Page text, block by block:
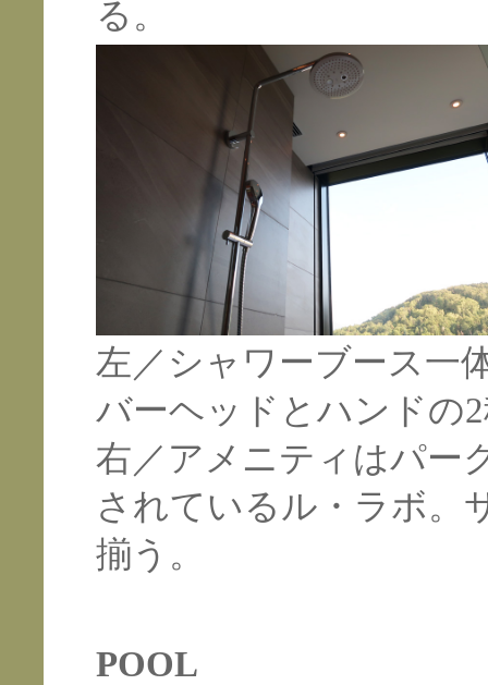
る。
左／シャワーブース一
バーヘッドとハンドの
右／アメニティはパー
されているル・ラボ。
揃う。
POOL